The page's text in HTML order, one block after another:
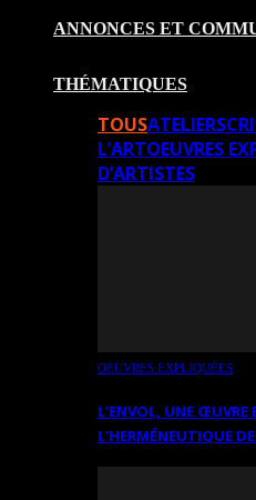
ANNONCES ET
THÉMATIQUES
TOUSATELIERS
L’ARTOEUVRES
D’ARTISTES
OEUVRES EXPLIQUÉES
L’ENVOL, UNE ŒUVRE
L’HERMÉNEUTIQUE